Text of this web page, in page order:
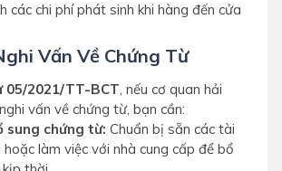
các chi phí phát sinh khi hàng đến cửa
Vấn Về Chứng Từ
05/2021/TT-BCT, nếu cơ quan hải
vấn về chứng từ, bạn cần:
sung chứng từ: Chuẩn bị sẵn các tài
hoặc làm việc với nhà cung cấp để bổ